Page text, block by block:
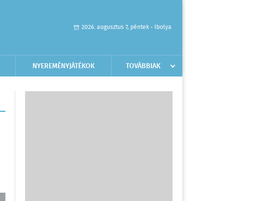
2026. augusztus 7, péntek - Ibolya
NYEREMÉNYJÁTÉKOK TOVÁBBIAK